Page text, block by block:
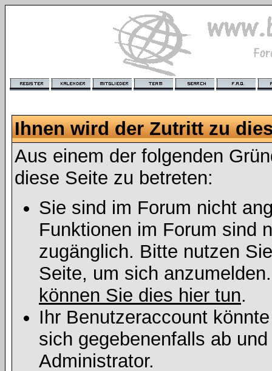
Ihnen wird der Zutritt zu
Aus einem der folgenden
diese Seite zu betreten:
Sie sind im Forum nicht
Funktionen im Forum sind
zugänglich. Bitte nutzen
Seite, um sich
können Sie dies hier tun.
Ihr Benutzeraccount
sich gegebenenfalls ab
Administrator.